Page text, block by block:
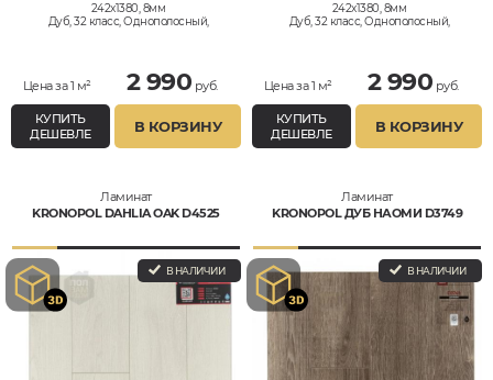
242x1380, 8мм
Дуб, 32 класс, Однополосный,
Цена за 1 м² 2 990 руб.
КУПИТЬ
ДЕШЕВЛЕ
В КОРЗИНУ
242x1380, 8мм
Дуб, 32 класс, Однополосный,
Цена за 1 м² 2 990 руб.
КУПИТЬ
ДЕШЕВЛЕ
В КОРЗИНУ
Ламинат
KRONOPOL DAHLIA OAK D4525
В НАЛИЧИИ
Ламинат
KRONOPOL ДУБ НАОМИ D3749
В НАЛИЧИИ